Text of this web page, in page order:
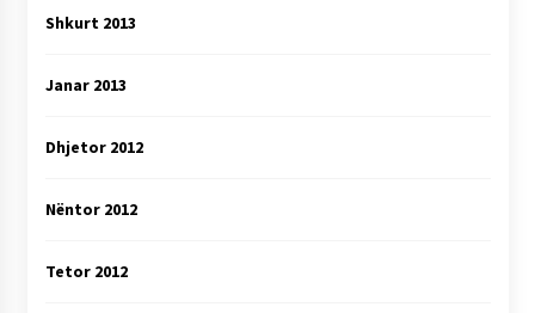
Shkurt 2013
Janar 2013
Dhjetor 2012
Nëntor 2012
Tetor 2012